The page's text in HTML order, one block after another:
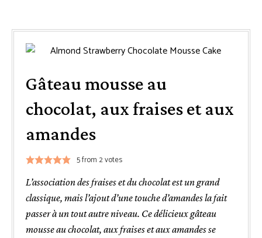
Gâteau mousse au
chocolat, aux fraises et aux
amandes
5from 2votes
L’association des fraises et du chocolat est un grand
classique, mais l’ajout d’une touche d’amandes la fait
passer à un tout autre niveau. Ce délicieux gâteau
mousse au chocolat, aux fraises et aux amandes se